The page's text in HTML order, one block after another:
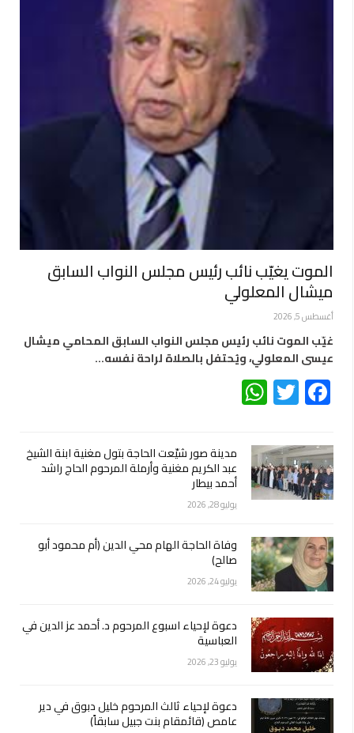
الموت يغيّب نائب رئيس مجلس النواب السابق
ميشال المعلولي
أغسطس 5, 2026
غيّب الموت نائب رئيس مجلس النواب السابق المحامي ميشال
عيسى المعلولي، ويُحتفل بالصلاة لراحة نفسه…
Facebook
Twitter
مدينة صور شيّعت الحاجة بتول مغنية ابنة الشيخ
عبد الكريم مغنية وأرملة المرحوم الحاج راشد
أحمد بيطار
يوليو 28, 2026
وفاة الحاجة الهام محي الدين (أم محمود أبو
صالح)
يوليو 24, 2026
دعوة لإحياء اسبوع المرحوم د. أحمد عز الدين في
العباسية
يوليو 23, 2026
دعوة لإحياء ثالث المرحوم خليل دبوق في دير
عامص (قائمقام بنت جبيل سابقاً)